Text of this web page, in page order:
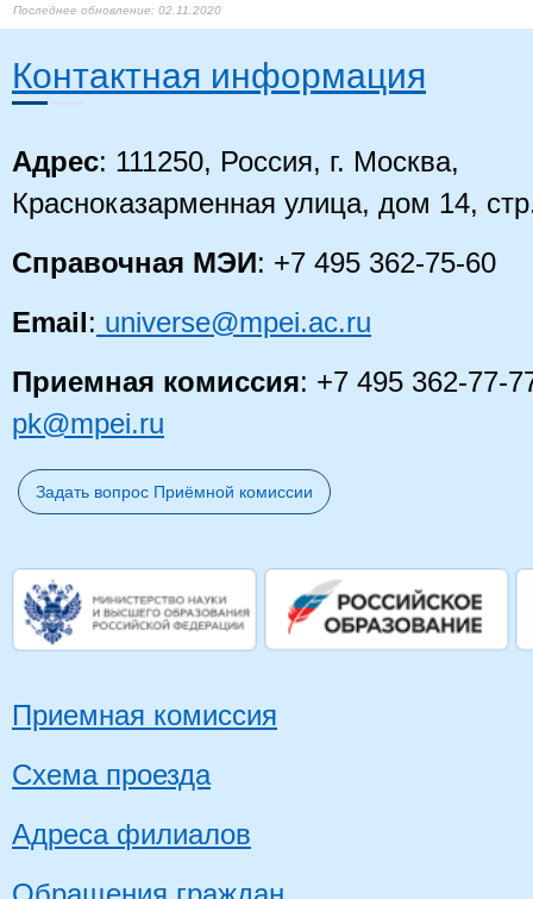
13.12.2021
13.12.2021
02.11.2020
02.11.2020
02.11.2020
02.11.2020
02.11.2020
02.11.2020
02.11.2020
02.11.2020
Контактная информация
Адрес: 111250, Россия, г. Москва,
Красноказарменная улица, дом 14,
Справочная МЭИ: +7 495 362-75-60
Email: universe@mpei.ac.ru
Приемная комиссия: +7 495 362-77-
pk@mpei.ru
Задать вопрос Приёмной комиссии
Приемная комиссия
Схема проезда
Адреса филиалов